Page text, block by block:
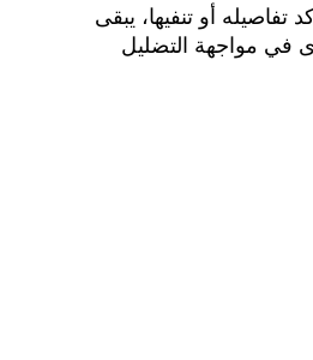
أو تنفيها، يبقى
في مواجهة التضليل